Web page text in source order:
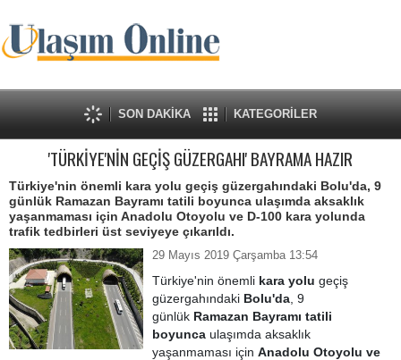
SON DAKİKA KATEGORİLER
'TÜRKİYE'NİN GEÇİŞ GÜZERGAHI' BAYRAMA HAZIR
Türkiye'nin önemli kara yolu geçiş güzergahındaki Bolu'da, 9
günlük Ramazan Bayramı tatili boyunca ulaşımda aksaklık
yaşanmaması için Anadolu Otoyolu ve D-100 kara yolunda
trafik tedbirleri üst seviyeye çıkarıldı.
29 Mayıs 2019 Çarşamba 13:54
Türkiye'nin önemli kara yolu geçiş
güzergahındaki Bolu'da , 9
günlük Ramazan Bayramı tatili
boyunca ulaşımda aksaklık
yaşanmaması için Anadolu Otoyolu ve